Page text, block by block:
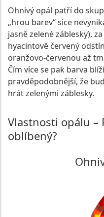
Ohnivý opál patří do
„hrou barev“ sice
jasně zelené záblesky),
hyacintově červený
oranžovo-červenou až
Čím více se pak barva
pravděpodobnější, že
hrát zelenými záblesky.
Vlastnosti opálu –
oblíbený?